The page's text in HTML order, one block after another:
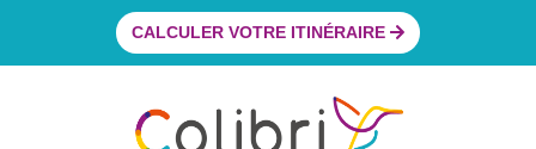
CALCULER VOTRE ITINÉRAIRE